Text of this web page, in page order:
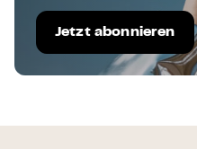
Jetzt abonnieren